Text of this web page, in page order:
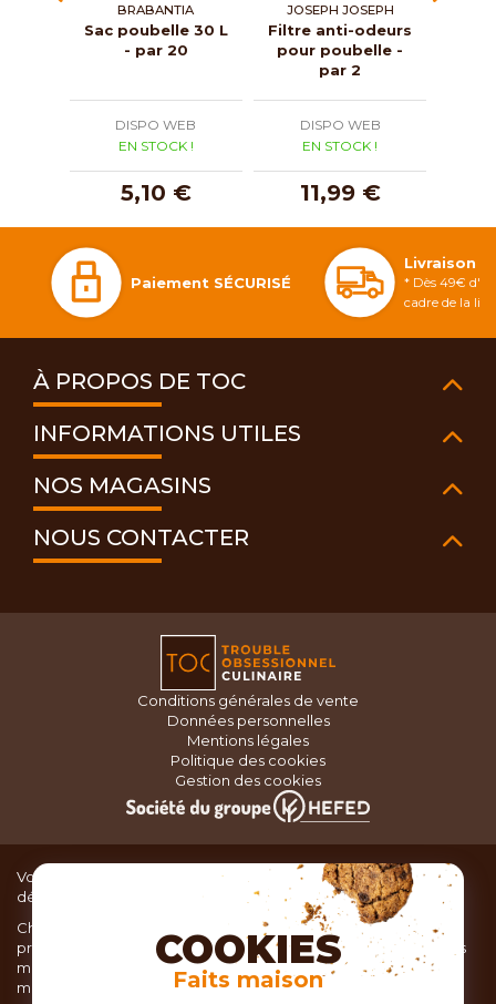
BRABANTIA
Sac poubelle 30 L
- par 20
DISPO WEB
EN STOCK !
5,10 €
JOSEPH JOSEPH
Filtre anti-odeurs
pour poubelle -
par 2
DISPO WEB
EN STOCK !
11,99 €
Paiement SÉCURISÉ
Livraison
* Dès 49€
cadre de la
À PROPOS DE TOC
INFORMATIONS UTILES
NOS MAGASINS
NOUS CONTACTER
Conditions générales de vente
Données personnelles
Mentions légales
Politique des cookies
Gestion des cookies
Vous recherchez du matériel de cuisine pour concocter de
délicieux plats ou des pâtisseries dignes d’un grand chef ?
Chez TOC, boutique d’ustensiles de cuisine, nous vous
proposons une large sélection de produits issus des meilleures
marques de matériel de cuisine: Ustensiles de pâtisserie,
matériel de cuisson, service de table, ustensiles de cuisine,
COOKIES
Faits maison